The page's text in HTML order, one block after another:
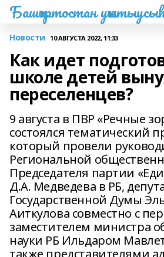
Башҡортостан
Новости 10 АВГУСТА 2022, 11:33
Как идет
школе детей
переселенцев?
9 августа в ПВР «Речные
состоялся тематический
который провели
Региональной
Председателя партии
Д.А. Медведева в РБ,
Государственной Думы
Аиткулова совместно с
заместителем министра
науки РБ Ильдаром
также представителями